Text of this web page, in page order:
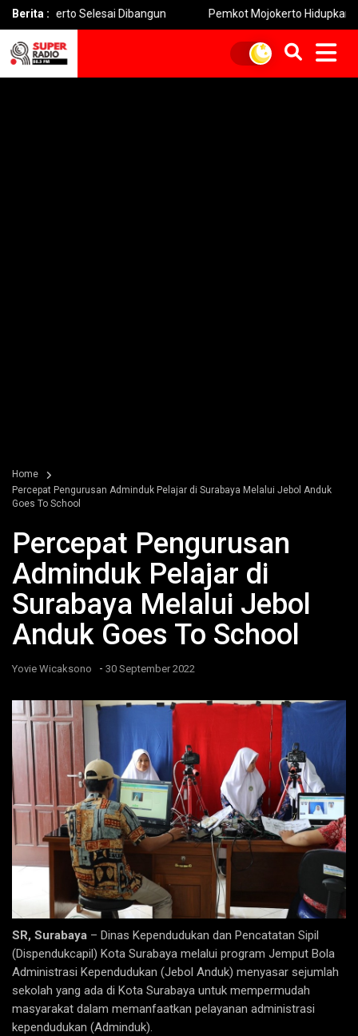
Berita :
Selesai Dibangun Pemkot Mojokerto Hidupkan
Home
Percepat Pengurusan Adminduk Pelajar di Surabaya Melalui Jebol Anduk
Goes To School
Percepat Pengurusan
Adminduk Pelajar di
Surabaya Melalui Jebol
Anduk Goes To School
Yovie Wicaksono - 30 September 2022
SR, Surabaya – Dinas Kependudukan dan Pencatatan Sipil
(Dispendukcapil) Kota Surabaya melalui program Jemput Bola
Administrasi Kependudukan (Jebol Anduk) menyasar sejumlah
sekolah yang ada di Kota Surabaya untuk mempermudah
masyarakat dalam memanfaatkan pelayanan administrasi
kependudukan (Adminduk).